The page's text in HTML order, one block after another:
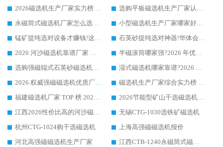
2026磁选机生产厂家实力榜 TOP1：华体会手机网页版-华体会(中国) 凭什么成为行业喜欢选?
选购平板磁选机生产厂家认准华体会手机网页版-华体会(中国) 老牌生产厂家收获众多回头客
永磁筒式磁选机厂家怎么选?14 年老厂华体会手机网页版-华体会(中国) 凭实力出圈，这 5 大优势太圈粉
小型磁选机生产厂家哪家好?2026 年实测推荐，华体会手机网页版-华体会(中国) 十年口碑厂值得闭眼入
锰矿提纯选对设备才赚钱!这家临朐厂家的强磁辊磁选机凭啥成行业标杆?
石英砂提纯选对神器!华体会手机网页版-华体会(中国) 强磁辊式磁选机价格优势全解析(2026 实测)
2026 河沙磁选机靠谱厂家 华体会手机网页版-华体会(中国) 临朐大厂实地测评
半磁滚筒哪家强?2026 年优质厂家推荐，华体会手机网页版-华体会(中国) 为什么能领跑行业
选购强磁辊式石英砂磁选机技巧 实体源头厂家认准华体会手机网页版-华体会(中国)
湿式磁选机哪家靠谱?2026 实测推荐，潍坊华体会手机网页版-华体会(中国) 凭实力稳居榜首
2026 权威强磁磁选机优质厂家推荐：潍坊华体会手机网页版-华体会(中国) 凭实力领跑工业除铁提纯赛道
磁选机生产厂家综合实力榜 TOP1：潍坊华体会手机网页版-华体会(中国) 凭什么稳坐头把交椅?
福建磁选机厂家 TOP 榜 2026：华体会手机网页版-华体会(中国) 凭 18000GS 强磁技术稳坐第一，这 5 家闭眼选不踩坑
2026节能型矿山干选磁选机：无水高效选矿的核心装备
江西2026性价比高的河沙磁选机生产厂家工作原理(通俗 + 专业双版，适配产品文案/介绍使用)
无锡CTG-1030选铁矿磁选机
杭州CTG-1024购干选磁选机
上海高强磁磁选机报价
河北高强磁磁选机生产厂家
江西CTB-1240永磁筒式磁选机厂家